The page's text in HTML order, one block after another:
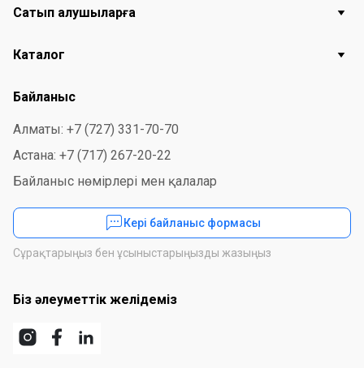
Сатып алушыларға
Каталог
Байланыс
Алматы: +7 (727) 331-70-70
Астана: +7 (717) 267-20-22
Байланыс нөмірлері мен қалалар
Кері байланыс формасы
Сұрақтарыңыз бен ұсыныстарыңызды жазыңыз
Біз әлеуметтік желідеміз